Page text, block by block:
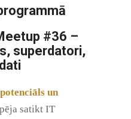
#36 –
superdatori,
un
satikt IT